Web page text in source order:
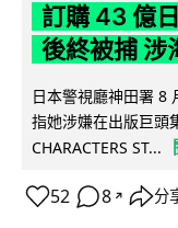
訂購 43 億
後終被捕 涉
日本警視廳神田署 8
指她涉嫌在出版巨頭
CHARACTERS ST...
52 8 ↗ 分